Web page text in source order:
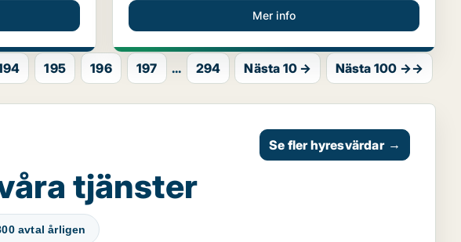
Mer info
195 196 197 ... 294 Nästa 10 → Nästa 100 →→
tjänster
avtal årligen
Se fler hyresvärdar →